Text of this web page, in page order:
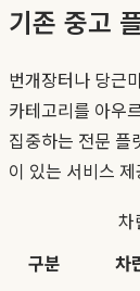
기존 중고
번개장터나 당근
카테고리를 아우
집중하는 전문 플
이 있는 서비스
차
구분
차